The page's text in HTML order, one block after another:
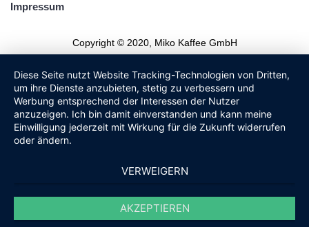
Impressum
Copyright © 2020, Miko Kaffee GmbH
Diese Seite nutzt Website Tracking-Technologien von Dritten,
um ihre Dienste anzubieten, stetig zu verbessern und
Werbung entsprechend der Interessen der Nutzer
anzuzeigen. Ich bin damit einverstanden und kann meine
Einwilligung jederzeit mit Wirkung für die Zukunft widerrufen
oder ändern.
VERWEIGERN
AKZEPTIEREN